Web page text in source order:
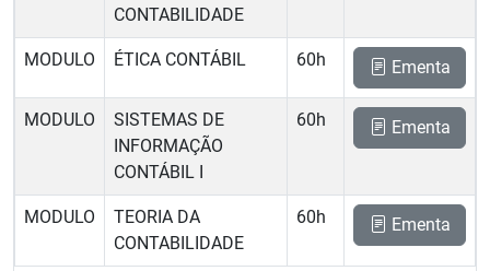
CONTABILIDADE
MODULO ÉTICA CONTÁBIL 60h Ementa
MODULO
SISTEMAS DE
INFORMAÇÃO
CONTÁBIL I
60h Ementa
MODULO
TEORIA DA
CONTABILIDADE
60h Ementa